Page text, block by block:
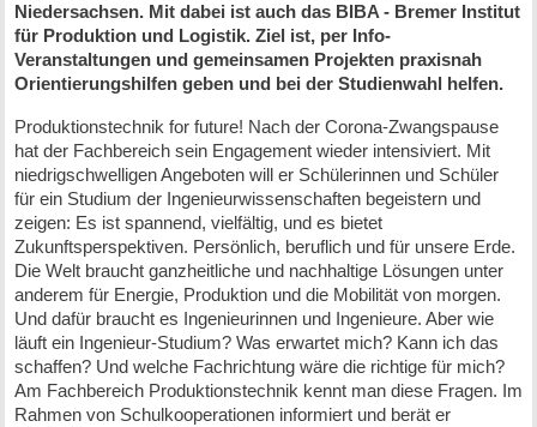
Niedersachsen. Mit dabei ist auch das BIBA - Bremer Institut
für Produktion und Logistik. Ziel ist, per Info-
Veranstaltungen und gemeinsamen Projekten praxisnah
Orientierungshilfen geben und bei der Studienwahl helfen.
Produktionstechnik for future! Nach der Corona-Zwangspause
hat der Fachbereich sein Engagement wieder intensiviert. Mit
niedrigschwelligen Angeboten will er Schülerinnen und Schüler
für ein Studium der Ingenieurwissenschaften begeistern und
zeigen: Es ist spannend, vielfältig, und es bietet
Zukunftsperspektiven. Persönlich, beruflich und für unsere Erde.
Die Welt braucht ganzheitliche und nachhaltige Lösungen unter
anderem für Energie, Produktion und die Mobilität von morgen.
Und dafür braucht es Ingenieurinnen und Ingenieure. Aber wie
läuft ein Ingenieur-Studium? Was erwartet mich? Kann ich das
schaffen? Und welche Fachrichtung wäre die richtige für mich?
Am Fachbereich Produktionstechnik kennt man diese Fragen. Im
Rahmen von Schulkooperationen informiert und berät er